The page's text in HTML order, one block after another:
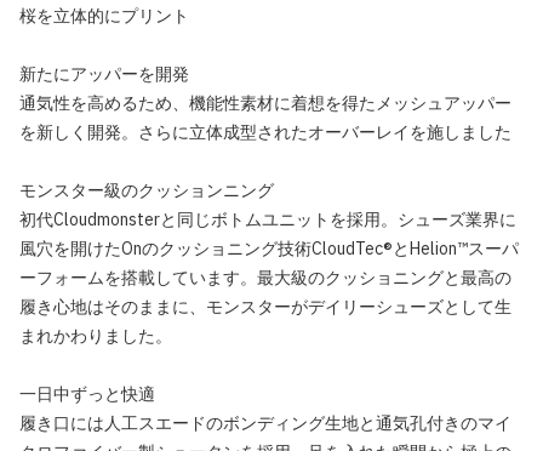
桜を立体的にプリント
新たにアッパーを開発
通気性を高めるため、機能性素材に着想を得たメッシュアッパー
を新しく開発。さらに立体成型されたオーバーレイを施しました
モンスター級のクッションニング
初代Cloudmonsterと同じボトムユニットを採用。シューズ業界に
風穴を開けたOnのクッショニング技術CloudTec®とHelion™スーパ
ーフォームを搭載しています。最大級のクッショニングと最高の
履き心地はそのままに、モンスターがデイリーシューズとして生
まれかわりました。
一日中ずっと快適
履き口には人工スエードのボンディング生地と通気孔付きのマイ